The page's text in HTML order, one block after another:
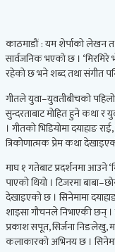
काठमाडौं : यम शेर्पाको लेखन
सार्वजनिक भएको छ । ‘मिरमिरे
रहेको छ भने शब्द तथा संगीत
गीतले युवा–युवतीबीचको
सुन्दरताबाट मोहित हुने कथा र
। गीतको भिडियोमा दयाहाङ
त्रिकोणात्मक प्रेम कथा
माघ १ गतेबाट प्रदर्शनमा आउने
पाएको थियो । टिजरमा
देखाइएको छ । सिनेमामा
शाइसा गौचनले निभाएकी छन् ।
प्रकाश सपूत, सिर्जना
कलाकारको अभिनय छ ।